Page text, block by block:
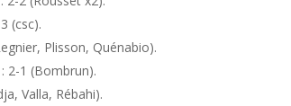
(csc).
Plisson, Quénabio).
: 2-1 (Bombrun).
Valla, Rébahi).